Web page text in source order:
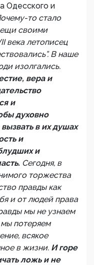
Одесского и
то стало
своими
века летописец
В наше
изолгались.
вера и
и
духовно
в их душах
и
и
Сегодня, в
торжества
правды как
и от людей права
мы не узнаем
потеряем
всякое
в жизни. И горе
ложь и не